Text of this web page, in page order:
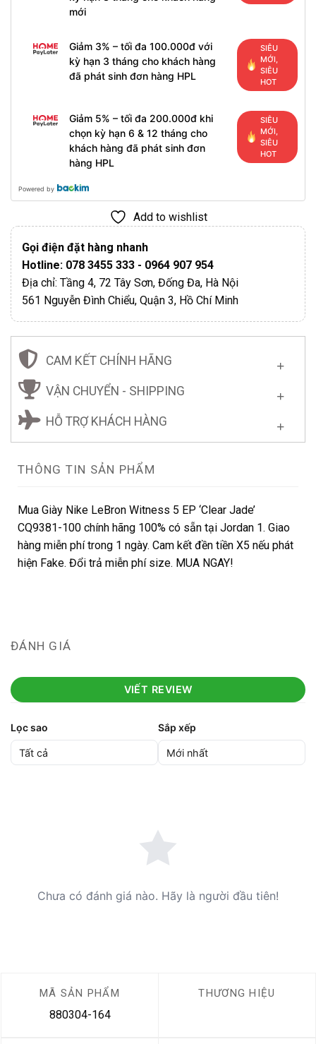
mới
Giảm 3% – tối đa 100.000đ với
kỳ hạn 3 tháng cho khách hàng
đã phát sinh đơn hàng HPL
SIÊU
MỚI,
SIÊU
HOT
Giảm 5% – tối đa 200.000đ khi
chọn kỳ hạn 6 & 12 tháng cho
khách hàng đã phát sinh đơn
hàng HPL
SIÊU
MỚI,
SIÊU
HOT
Powered by
Add to wishlist
Gọi điện đặt hàng nhanh
Hotline: 078 3455 333 - 0964 907 954
Địa chỉ: Tầng 4, 72 Tây Sơn, Đống Đa, Hà Nội
561 Nguyễn Đình Chiểu, Quận 3, Hồ Chí Minh
CAM KẾT CHÍNH HÃNG
VẬN CHUYỂN - SHIPPING
HỖ TRỢ KHÁCH HÀNG
THÔNG TIN SẢN PHẨM
Mua Giày Nike LeBron Witness 5 EP ‘Clear Jade’
CQ9381-100 chính hãng 100% có sẵn tại Jordan 1. Giao
hàng miễn phí trong 1 ngày. Cam kết đền tiền X5 nếu phát
hiện Fake. Đổi trả miễn phí size. MUA NGAY!
ĐÁNH GIÁ
VIẾT REVIEW
Lọc sao Sắp xếp
Chưa có đánh giá nào. Hãy là người đầu tiên!
MÃ SẢN PHẨM
880304-164
THƯƠNG HIỆU